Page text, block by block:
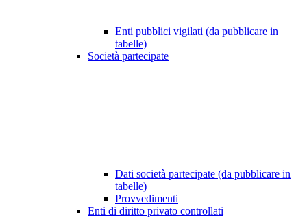
Enti pubblici vigilati (da pubblicare in
tabelle)
Società partecipate
Dati società partecipate (da pubblicare in
tabelle)
Provvedimenti
Enti di diritto privato controllati